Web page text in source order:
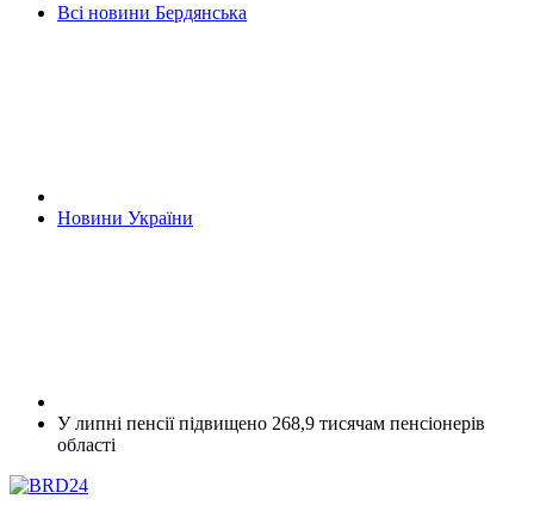
Всі новини Бердянська
Новини України
У липні пенсії підвищено 268,9 тисячам пенсіонерів
області